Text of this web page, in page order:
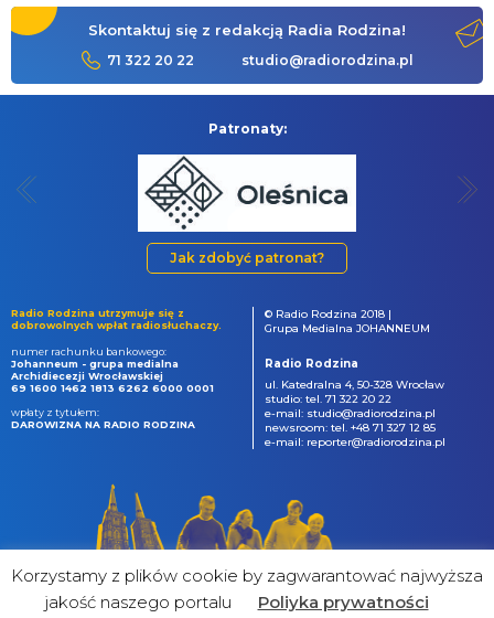
Skontaktuj się z redakcją Radia Rodzina!
71 322 20 22 studio@radiorodzina.pl
Patronaty:
Jak zdobyć patronat?
Radio Rodzina utrzymuje się z
dobrowolnych wpłat radiosłuchaczy.
numer rachunku bankowego:
Johanneum - grupa medialna
Archidiecezji Wrocławskiej
69 1600 1462 1813 6262 6000 0001
wpłaty z tytułem:
DAROWIZNA NA RADIO RODZINA
© Radio Rodzina 2018 |
Grupa Medialna JOHANNEUM
Radio Rodzina
ul. Katedralna 4, 50-328 Wrocław
studio: tel. 71 322 20 22
e-mail: studio@radiorodzina.pl
newsroom: tel. +48 71 327 12 85
e-mail: reporter@radiorodzina.pl
Korzystamy z plików cookie by zagwarantować najwyższa
jakość naszego portalu
Poliyka prywatności